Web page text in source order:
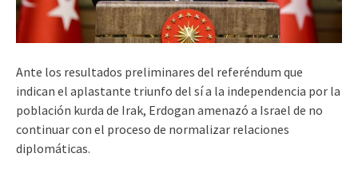
Ante los resultados preliminares del referéndum que
indican el aplastante triunfo del sí a la independencia por la
población kurda de Irak, Erdogan amenazó a Israel de no
continuar con el proceso de normalizar relaciones
diplomáticas.